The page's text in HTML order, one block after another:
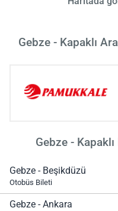
Gebze - Kapaklı
Gebze -
Gebze - Beşikdüzü
Otobüs Bileti
Gebze - Ankara